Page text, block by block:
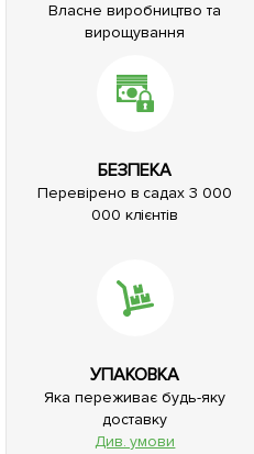
Власне виробництво та
вирощування
БЕЗПЕКА
Перевірено в садах 3 000
000 клієнтів
УПАКОВКА
Яка переживає будь-яку
доставку
Див. умови